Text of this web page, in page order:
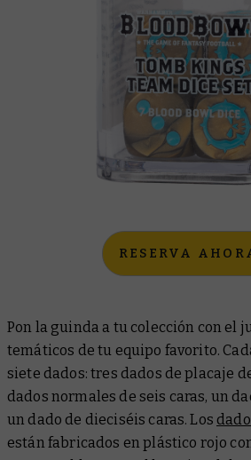
RESERVA
Pon la guinda a tu colección con el
temáticos de tu equipo favorito.
siete dados: tres dados de placaje
dados normales de seis caras, un
un dado de dieciséis caras. Los
están fabricados en plástico rojo